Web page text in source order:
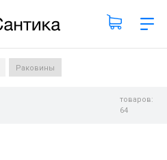
по каталогу
Раковины
товаров:
64